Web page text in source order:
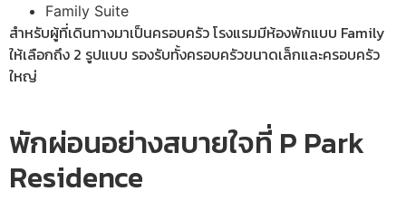
Family Suite
สำหรับผู้ที่เดินทางมาเป็นครอบครัว โรงแรมมีห้องพักแบบ Family
ให้เลือกถึง 2 รูปแบบ รองรับทั้งครอบครัวขนาดเล็กและครอบครัว
ใหญ่
พักผ่อนอย่างสบายใจที่ P Park
Residence